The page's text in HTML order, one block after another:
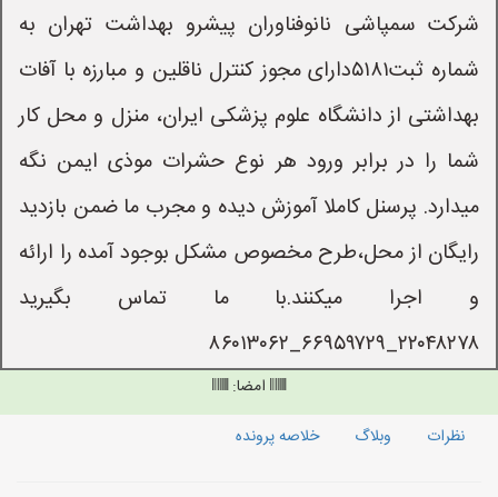
شرکت سمپاشی نانوفناوران پیشرو بهداشت تهران به
شماره ثبت۵۱۸۱دارای مجوز کنترل ناقلین و مبارزه با آفات
بهداشتی از دانشگاه علوم پزشکی ایران، منزل و محل کار
شما را در برابر ورود هر نوع حشرات موذی ایمن نگه
میدارد. پرسنل کاملا آموزش دیده و مجرب ما ضمن بازدید
رایگان از محل،طرح مخصوص مشکل بوجود آمده را ارائه
و اجرا میکنند.با ما تماس بگیرید
۲۲۰۴۸۲۷۸_۶۶۹۵۹۷۲۹_۸۶۰۱۳۰۶۲
امضا:
نظرات
وبلاگ خلاصه پرونده